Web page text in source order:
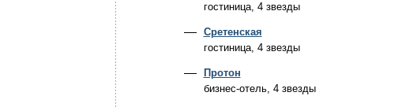
гостиница, 4 звезды
Сретенская
гостиница, 4 звезды
Протон
бизнес-отель, 4 звезды